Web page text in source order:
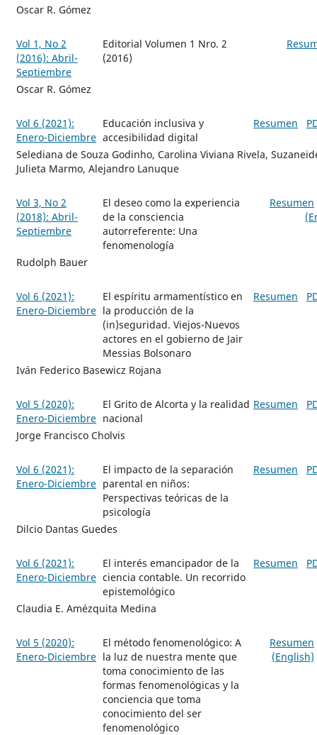
Oscar R. Gómez
Vol 1, No 2
(2016): Abril-
Septiembre
Editorial Volumen 1 Nro. 2
(2016)
Oscar R. Gómez
Vol 6 (2021):
Enero-Diciembre
Educación inclusiva y
accesibilidad digital
Resumen
Selediana de Souza Godinho, Carolina Viviana Rivela,
Julieta Marmo, Alejandro Lanuque
Vol 3, No 2
(2018): Abril-
Septiembre
El deseo como la experiencia
de la consciencia
autorreferente: Una
fenomenología
Resumen
Rudolph Bauer
Vol 6 (2021):
Enero-Diciembre
El espíritu armamentístico en
la producción de la
(in)seguridad. Viejos-Nuevos
actores en el gobierno de Jair
Messias Bolsonaro
Resumen
Iván Federico Basewicz Rojana
Vol 5 (2020):
Enero-Diciembre
El Grito de Alcorta y la realidad
nacional
Resumen
Jorge Francisco Cholvis
Vol 6 (2021):
Enero-Diciembre
El impacto de la separación
parental en niños:
Perspectivas teóricas de la
psicología
Resumen
Dilcio Dantas Guedes
Vol 6 (2021):
Enero-Diciembre
El interés emancipador de la
ciencia contable. Un recorrido
epistemológico
Resumen
Claudia E. Amézquita Medina
Vol 5 (2020):
Enero-Diciembre
El método fenomenológico: A
la luz de nuestra mente que
toma conocimiento de las
formas fenomenológicas y la
conciencia que toma
conocimiento del ser
fenomenológico
Resumen
(English)